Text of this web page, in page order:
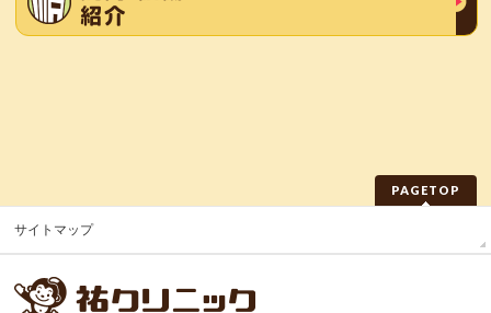
PAGETOP
サイトマップ